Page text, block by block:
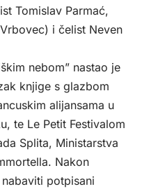
Tomislav Parmać,
i čelist Neven
nebom” nastao je
knjige s glazbom
alijansama u
te Le Petit Festivalom
Splita, Ministarstva
Nakon
potpisani